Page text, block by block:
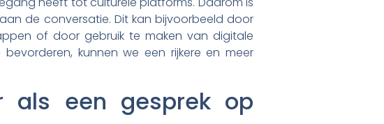
de conversatie. Dit kan bijvoorbeeld door
of door gebruik te maken van digitale
kunnen we een rijkere en meer
als een gesprek op